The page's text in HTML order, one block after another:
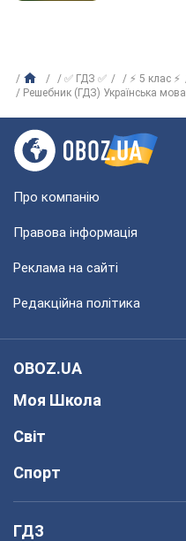
✅ ГДЗ ✅ ⚡ 5 клас ⚡
Решебник (ГДЗ) Українська мова
Про компанію
Правова інформація
Реклама на сайті
Редакційна політика
OBOZ.UA
Моя Школа
Світ
Спорт
ГДЗ